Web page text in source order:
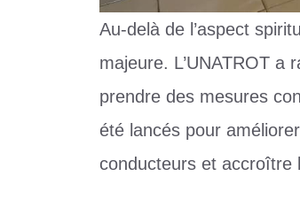
Au-delà de l’aspect
majeure. L’UNATROT a
prendre des mesures
été lancés pour
conducteurs et accroître